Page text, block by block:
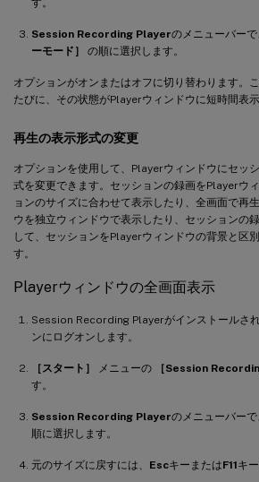
Session Recording Playerのメニューバーで
ーモード］
の順に選択します。
オプションがオンまたはオフに切り替わります。
たびに、その状態がPlayerウィンドウに短時間表示
再生の表示形式の変更
オプションを使用して、Playerウィンドウにセッ
式を変更できます。セッションの録画をPlayerウ
ョンのサイズに合わせて表示したり、全画面で再
ウを独立ウィンドウで表示したり、セッションの
して、セッションをPlayerウィンドウの背景と区
す。
Playerウィンドウの全画面表示
Session Recording Playerがインストールさ
ンにログオンします。
［スタート］ メニューの ［Session
す。
Session Recording Playerのメニューバーで
順に選択します。
元のサイズに戻すには、 EscキーまたはF11キ